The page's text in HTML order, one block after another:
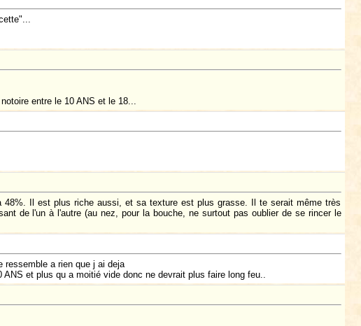
entre le 10 ANS et le 18...
Il est plus riche aussi, et sa texture est plus grasse. Il te serait même très
de l'un à l'autre (au nez, pour la bouche, ne surtout pas oublier de se rincer le
ressemble a rien que j ai deja
et plus qu a moitié vide donc ne devrait plus faire long feu..